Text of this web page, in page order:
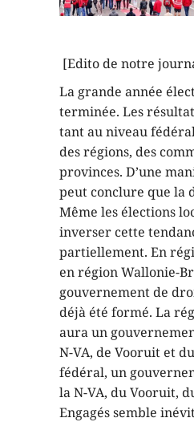
[Edito de notre
La grande année
terminée. Les
tant au niveau
des régions, des
provinces. D’une
peut conclure que la
Même les élections
inverser cette
partiellement. En
en région Wallonie-
gouvernement de
déjà été formé. La
aura un
N-VA, de Vooruit et
fédéral, un
la N-VA, du Vooruit,
Engagés semble